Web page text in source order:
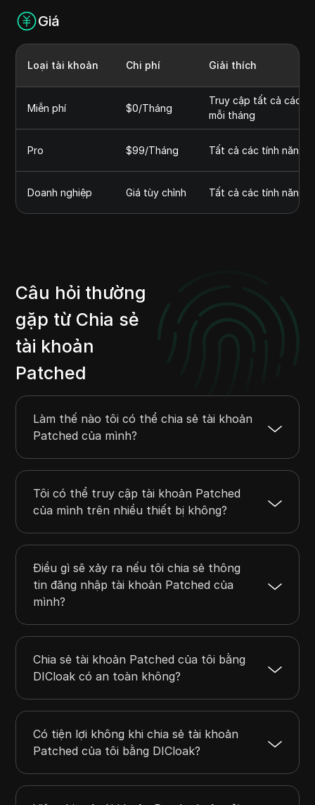
Giá
Loại tài khoản Chi phí Giải thích
Miễn phí $0/Tháng
Truy cập tất cả các
mỗi tháng
Pro $99/Tháng Tất cả các tính năng
Doanh nghiệp Giá tùy chỉnh Tất cả các tính năng
Câu hỏi thường
gặp từ Chia sẻ
tài khoản
Patched
Làm thế nào tôi có thể chia sẻ tài khoản
Patched của mình?
Tôi có thể truy cập tài khoản Patched
của mình trên nhiều thiết bị không?
Điều gì sẽ xảy ra nếu tôi chia sẻ thông
tin đăng nhập tài khoản Patched của
mình?
Chia sẻ tài khoản Patched của tôi bằng
DICloak có an toàn không?
Có tiện lợi không khi chia sẻ tài khoản
Patched của tôi bằng DICloak?